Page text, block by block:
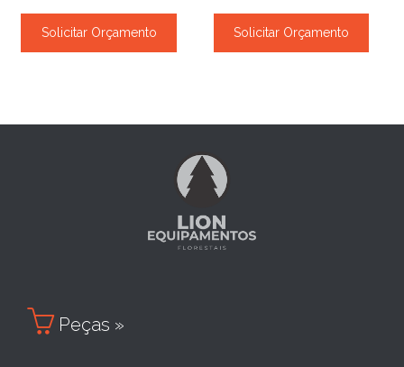
Solicitar Orçamento Solicitar Orçamento
 Peças »